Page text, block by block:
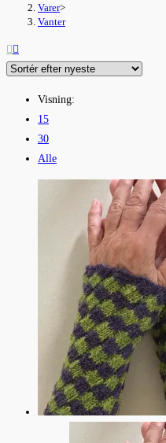
Varer>
Vanter
Visning:
15
30
Alle